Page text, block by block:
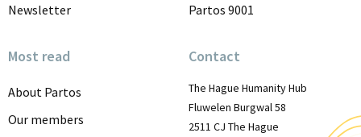
Newsletter
Partos 9001
Most read
About Partos
Our members
Contact
The Hague Humanity Hub
Fluwelen Burgwal 58
2511 CJ The Hague